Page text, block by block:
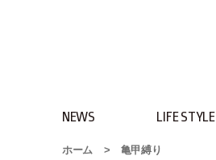
NEWS LIFE STYLE
ホーム > 亀甲縛り